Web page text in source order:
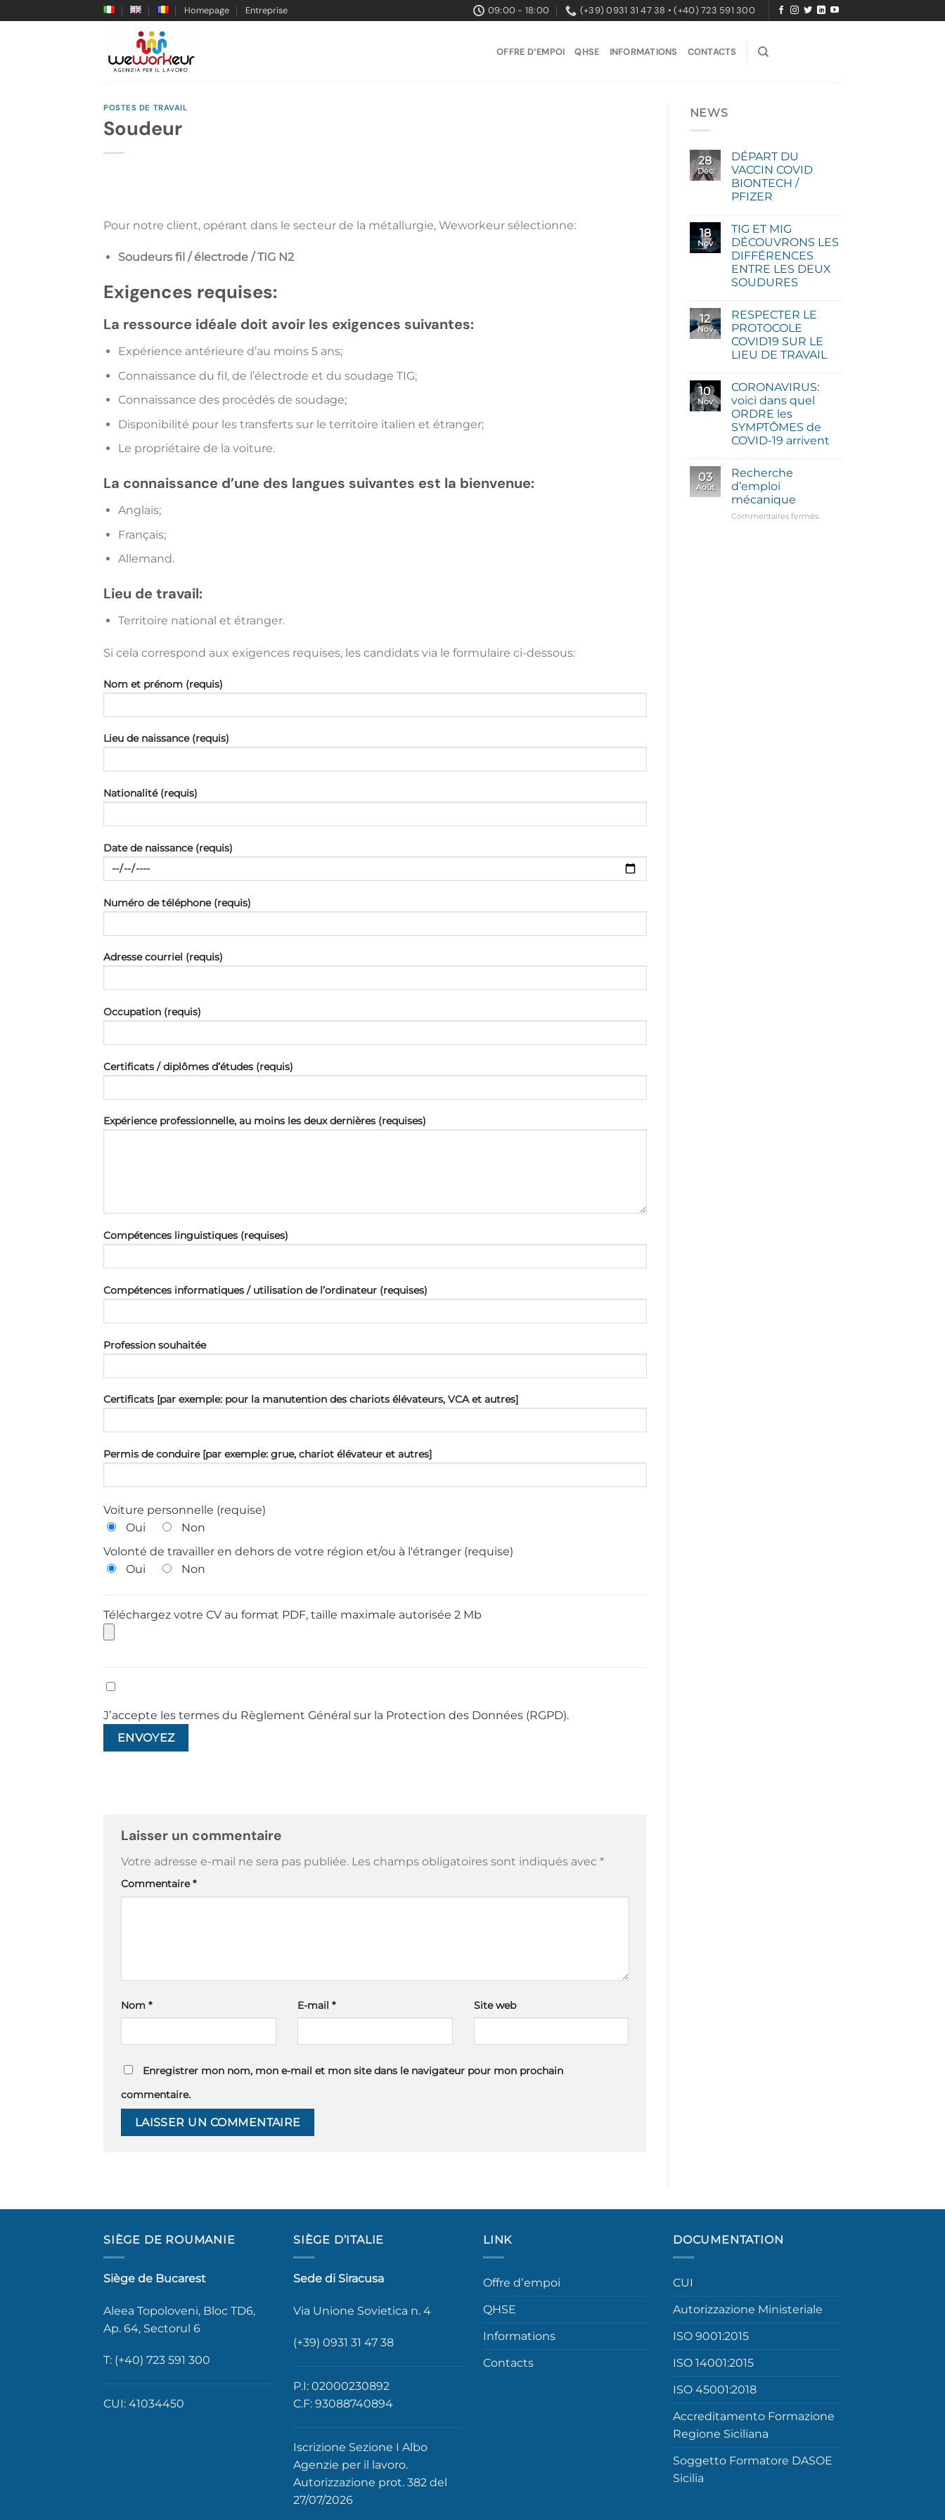
to
Homepage Entreprise 09:00 - 18:00 (+39) 0931 31 47 38 • (+40) 723 591 300
OFFRE DʼEMPOI QHSE INFORMATIONS CONTACTS
POSTES DE TRAVAIL
Soudeur
Pour notre client, opérant dans le secteur de la métallurgie, Weworkeur sélectionne:
Soudeurs fil / électrode / TIG N2
Exigences requises:
La ressource idéale doit avoir les exigences suivantes:
Expérience antérieure d’au moins 5 ans;
Connaissance du fil, de l’électrode et du soudage TIG;
Connaissance des procédés de soudage;
Disponibilité pour les transferts sur le territoire italien et étranger;
Le propriétaire de la voiture.
La connaissance d’une des langues suivantes est la bienvenue:
Anglais;
Français;
Allemand.
Lieu de travail:
Territoire national et étranger.
Si cela correspond aux exigences requises, les candidats via le formulaire ci-dessous:
Nom et prénom (requis)
Lieu de naissance (requis)
Nationalité (requis)
Date de naissance (requis)
Numéro de téléphone (requis)
Adresse courriel (requis)
Occupation (requis)
Certificats / diplômes dʼétudes (requis)
Expérience professionnelle, au moins les deux dernières (requises)
Compétences linguistiques (requises)
Compétences informatiques / utilisation de lʼordinateur (requises)
Profession souhaitée
Certificats [par exemple: pour la manutention des chariots élévateurs, VCA et autres]
Permis de conduire [par exemple: grue, chariot élévateur et autres]
Voiture personnelle (requise)
Oui
Non
Volonté de travailler en dehors de votre région et/ou à l'étranger (requise)
Oui
Non
Téléchargez votre CV au format PDF, taille maximale autorisée 2 Mb
Jʼaccepte les termes du Règlement Général sur la Protection des Données (RGPD).
Laisser un commentaire
Votre adresse e-mail ne sera pas publiée. Les champs obligatoires sont indiqués avec *
Commentaire*
Nom * E-mail * Site web
Enregistrer mon nom, mon e-mail et mon site dans le navigateur pour mon prochain
commentaire.
NEWS
28
Déc
DÉPART DU
VACCIN COVID
BIONTECH /
PFIZER
18
Nov
TIG ET MIG
DÉCOUVRONS LES
DIFFÉRENCES
ENTRE LES DEUX
SOUDURES
12
Nov
RESPECTER LE
PROTOCOLE
COVID19 SUR LE
LIEU DE TRAVAIL
10
Nov
CORONAVIRUS:
voici dans quel
ORDRE les
SYMPTÔMES de
COVID-19 arrivent
03
Août
Recherche
d’emploi
mécanique
Commentaires ferméssur
SIÈGE DE ROUMANIE
Siège de Bucarest
Aleea Topoloveni, Bloc TD6,
Ap. 64, Sectorul 6
T: (+40) 723 591 300
CUI: 41034450
SIÈGE D’ITALIE
Sede di Siracusa
Via Unione Sovietica n. 4
(+39) 0931 31 47 38
P.I: 02000230892
C.F: 93088740894
Iscrizione Sezione I Albo
Agenzie per il lavoro.
Autorizzazione prot. 382 del
27/07/2026
LINK
Offre dʼempoi
QHSE
Informations
Contacts
DOCUMENTATION
CUI
Autorizzazione Ministeriale
ISO 9001:2015
ISO 14001:2015
ISO 45001:2018
Accreditamento Formazione
Regione Siciliana
Soggetto Formatore DASOE
Sicilia